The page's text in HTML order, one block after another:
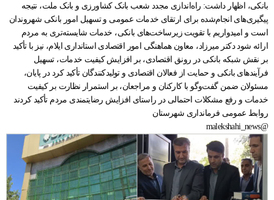
بانکی، اظهار داشت: راه‌اندازی مجدد شعب بانک کشاورزی و بانک ملت، نتیجه
پیگیری‌های انجام‌شده برای ارتقای خدمات عمومی و تسهیل امور بانکی شهروندان
است و امیدواریم با تقویت زیرساخت‌های بانکی، خدمات شایسته‌تری به مردم
ارائه شود دکتر میرزاد، معاون هماهنگی امور اقتصادی استانداری ایلام، نیز با تأکید
بر نقش شبکه بانکی در رونق اقتصادی، بر افزایش کیفیت خدمات، تسهیل
فرآیندهای بانکی و حمایت از فعالان اقتصادی و تولیدکنندگان تأکید کرد در پایان،
مسئولان ضمن گفت‌وگو با کارکنان و مراجعان، بر استمرار نظارت بر کیفیت
خدمات و رفع مشکلات احتمالی در راستای افزایش رضایتمندی مردم تأکید کردند
روابط عمومی فرمانداری شهرستان
@malekshahi_news